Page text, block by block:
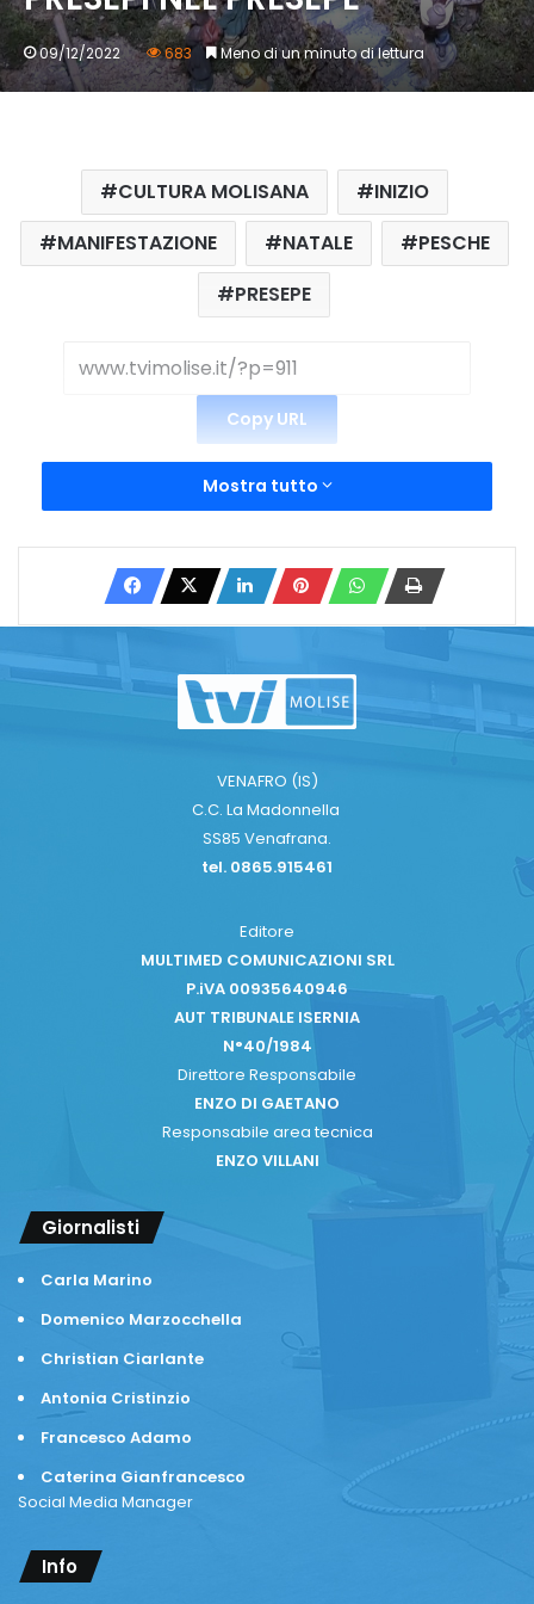
09/12/2022 683 Meno di un minuto di lettura
CULTURA MOLISANA
INIZIO
MANIFESTAZIONE
NATALE
PESCHE
PRESEPE
Copy URL
Mostra tutto
VENAFRO (IS)
C.C. La Madonnella
SS85 Venafrana.
tel. 0865.915461
Editore
MULTIMED COMUNICAZIONI SRL
P.iVA 00935640946
AUT TRIBUNALE ISERNIA
N°40/1984
Direttore Responsabile
ENZO DI GAETANO
Responsabile area tecnica
ENZO VILLANI
Giornalisti
Carla Marino
Domenico Marzocchella
Christian Ciarlante
Antonia Cristinzio
Francesco Adamo
Caterina Gianfrancesco
Social Media Manager
Info